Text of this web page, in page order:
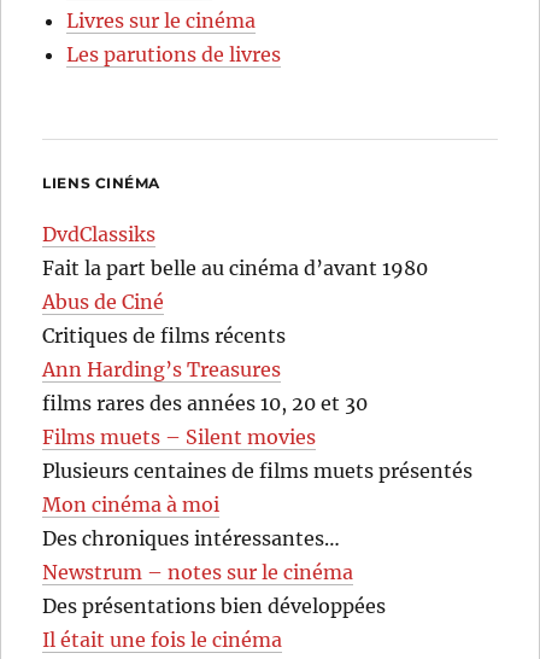
Livres sur le cinéma
Les parutions de livres
LIENS CINÉMA
DvdClassiks
Fait la part belle au cinéma d’avant 1980
Abus de Ciné
Critiques de films récents
Ann Harding’s Treasures
films rares des années 10, 20 et 30
Films muets – Silent movies
Plusieurs centaines de films muets présentés
Mon cinéma à moi
Des chroniques intéressantes…
Newstrum – notes sur le cinéma
Des présentations bien développées
Il était une fois le cinéma